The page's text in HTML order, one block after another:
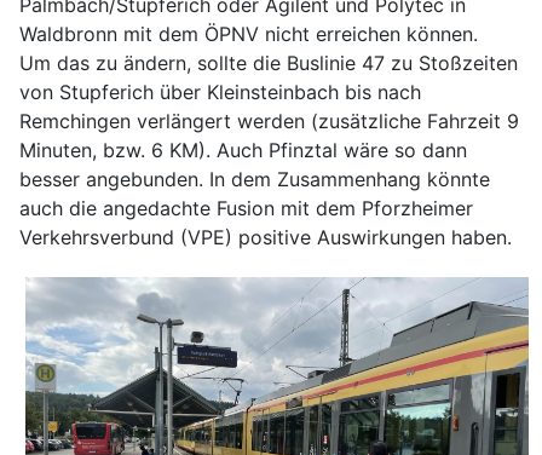
Waldbronn mit dem ÖPNV nicht erreichen können.
Um das zu ändern, sollte die Buslinie 47 zu Stoßzeiten
von Stupferich über Kleinsteinbach bis nach
Remchingen verlängert werden (zusätzliche Fahrzeit 9
Minuten, bzw. 6 KM). Auch Pfinztal wäre so dann
besser angebunden. In dem Zusammenhang könnte
auch die angedachte Fusion mit dem Pforzheimer
Verkehrsverbund (VPE) positive Auswirkungen haben.